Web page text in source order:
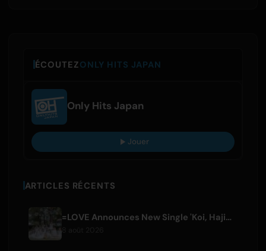
ÉCOUTEZONLY HITS JAPAN
Only Hits Japan
Jouer
ARTICLES RÉCENTS
=LOVE Announces New Single 'Koi, Hajimemashita.' and Tokyo Dome Concerts